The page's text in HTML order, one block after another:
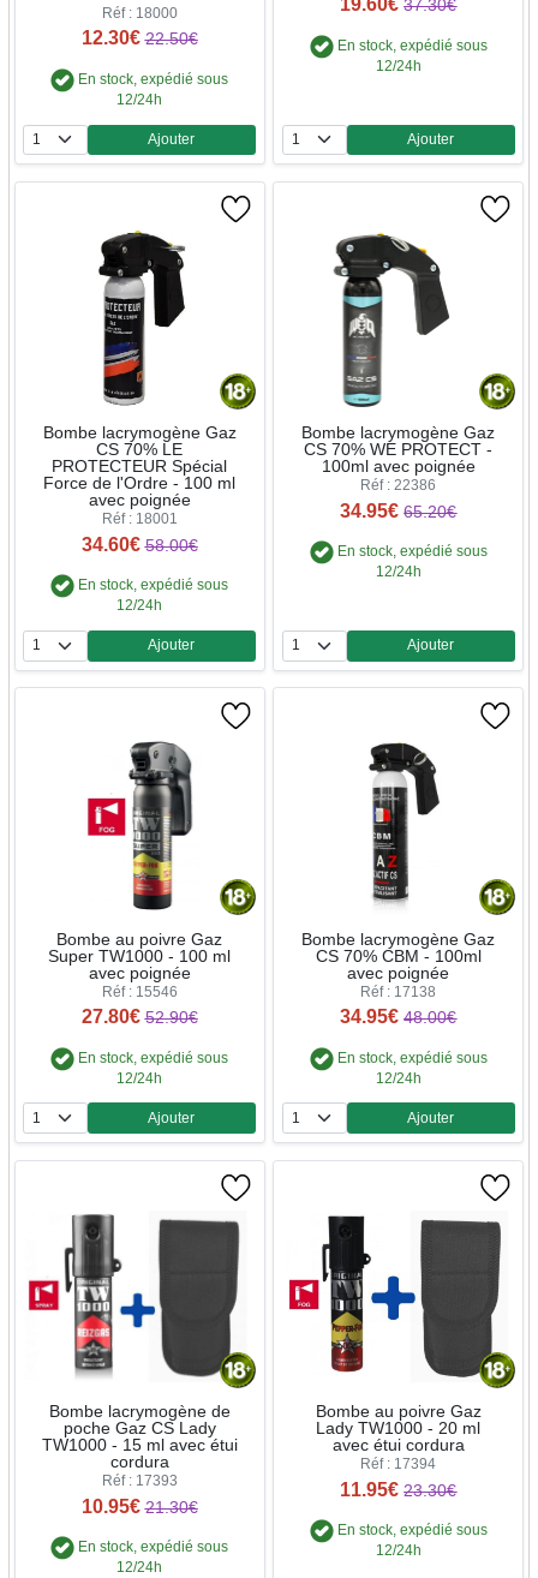
Réf : 18000
12.30€ 22.50€
En stock, expédié sous
12/24h
Quantité
Ajouter
37.30€
En stock, expédié sous
12/24h
Quantité
Ajouter
Bombe lacrymogène Gaz
CS 70% LE
PROTECTEUR Spécial
Force de l'Ordre - 100 ml
avec poignée
Réf : 18001
34.60€ 58.00€
En stock, expédié sous
12/24h
Quantité
Ajouter
Bombe lacrymogène Gaz
CS 70% WE PROTECT -
100ml avec poignée
Réf : 22386
34.95€ 65.20€
En stock, expédié sous
12/24h
Quantité
Ajouter
Bombe au poivre Gaz
Super TW1000 - 100 ml
avec poignée
Réf : 15546
27.80€ 52.90€
En stock, expédié sous
12/24h
Quantité
Ajouter
Bombe lacrymogène Gaz
CS 70% CBM - 100ml
avec poignée
Réf : 17138
34.95€ 48.00€
En stock, expédié sous
12/24h
Quantité
Ajouter
Bombe lacrymogène de
poche Gaz CS Lady
TW1000 - 15 ml avec étui
cordura
Réf : 17393
10.95€ 21.30€
En stock, expédié sous
12/24h
Bombe au poivre Gaz
Lady TW1000 - 20 ml
avec étui cordura
Réf : 17394
11.95€ 23.30€
En stock, expédié sous
12/24h